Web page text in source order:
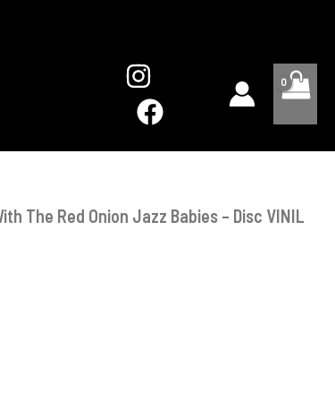
The Red Onion Jazz Babies – Disc VINIL
Red
Onion
Jazz
Babies
VG